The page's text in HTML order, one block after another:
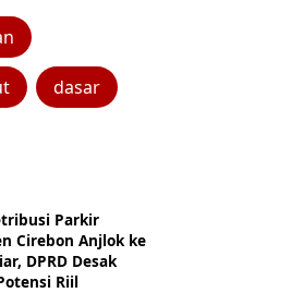
dasar
Parkir
Cirebon Anjlok ke
DPRD Desak
Riil